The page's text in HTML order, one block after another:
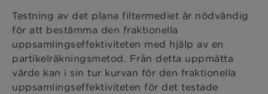
Testning av det plana filtermediet är nödvändig
för att bestämma den fraktionella
uppsamlingseffektiviteten med hjälp av en
partikelräkningsmetod. Från detta uppmätta
värde kan i sin tur kurvan för den fraktionella
uppsamlingseffektiviteten för det testade